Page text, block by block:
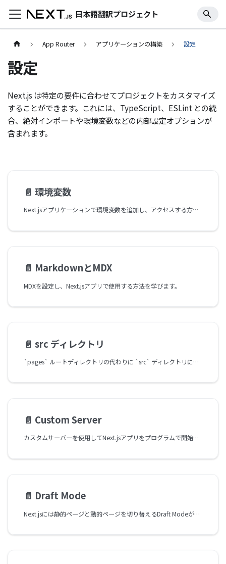
日本語翻訳プロジェクト
App Router アプリケーションの構築 設定
設定
Next.js は特定の要件に合わせてプロジェクトをカスタマイズ
することができます。これには、TypeScript、ESLint との統
合、絶対インポートや環境変数などの内部設定オプションが
含まれます。
📄️ 環境変数
Next.jsアプリケーションで環境変数を追加し、アクセスする方法を学びます。
📄️ MarkdownとMDX
MDXを設定し、Next.jsアプリで使用する方法を学びます。
📄️ src ディレクトリ
`pages` ルートディレクトリの代わりに `src` ディレクトリにページを保存する方法
📄️ Custom Server
カスタムサーバーを使用してNext.jsアプリをプログラムで開始する方法。
📄️ Draft Mode
Next.jsには静的ページと動的ページを切り替えるDraft Modeがあります。App Routerを使った動作をここで学ぶことができます。